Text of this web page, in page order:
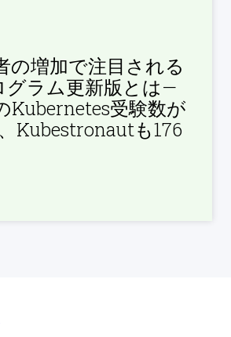
の増加で注目される
グラム更新版とは—
Kubernetes受験数が
Kubestronautも176